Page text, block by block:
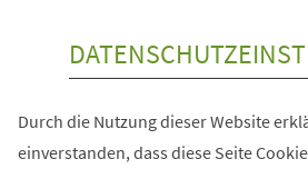
Durch die Nutzung dieser Website
einverstanden, dass diese Seite